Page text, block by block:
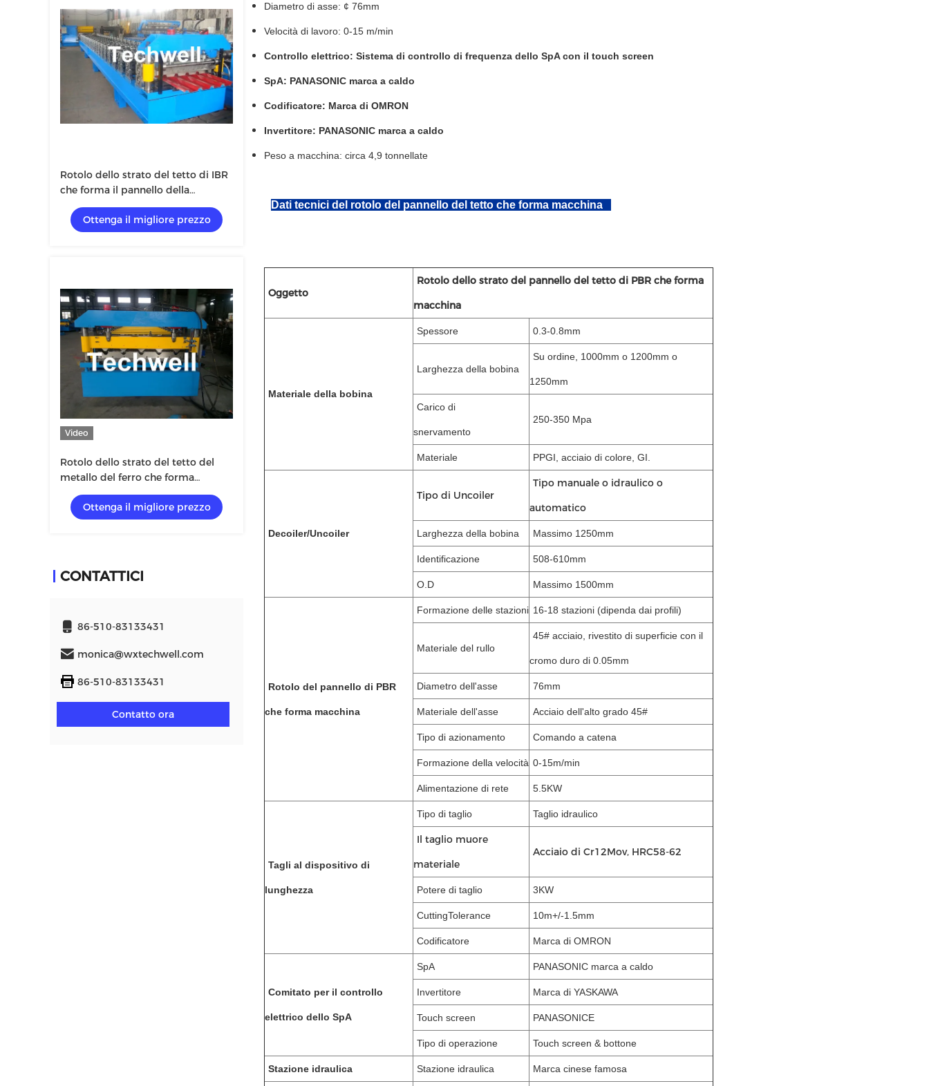
Rotolo dello strato del tetto di IBR
che forma il pannello della
macchina/IBR che forma macchina
per la fabbricazione del
rivestimento della parete del tetto
Ottenga il migliore prezzo
Video
Rotolo dello strato del tetto del
metallo del ferro che forma
macchina con Uncoiler manuale o
idraulico
Ottenga il migliore prezzo
CONTATTICI
86-510-83133431
monica@wxtechwell.com
86-510-83133431
Contatto ora
Diametro di asse: ¢ 76mm
Velocità di lavoro: 0-15 m/min
Controllo elettrico: Sistema di controllo di frequenza dello SpA con il touch screen
SpA: PANASONIC marca a caldo
Codificatore: Marca di OMRON
Invertitore: PANASONIC marca a caldo
Peso a macchina: circa 4,9 tonnellate
Dati tecnici del rotolo del pannello del tetto che forma macchina
Oggetto
Rotolo dello strato del pannello del tetto di PBR che forma
macchina
Materiale della bobina
Spessore 0.3-0.8mm
Larghezza della bobina
Su ordine, 1000mm o 1200mm o
1250mm
Carico di
snervamento
250-350 Mpa
Materiale PPGI, acciaio di colore, GI.
Decoiler/Uncoiler
Tipo di Uncoiler
Tipo manuale o idraulico o
automatico
Larghezza della bobina Massimo 1250mm
Identificazione 508-610mm
O.D Massimo 1500mm
Rotolo del pannello di PBR
che forma macchina
Formazione delle stazioni 16-18 stazioni (dipenda dai profili)
Materiale del rullo
45# acciaio, rivestito di superficie con il
cromo duro di 0.05mm
Diametro dell'asse 76mm
Materiale dell'asse Acciaio dell'alto grado 45#
Tipo di azionamento Comando a catena
Formazione della velocità 0-15m/min
Alimentazione di rete 5.5KW
Tagli al dispositivo di
lunghezza
Tipo di taglio Taglio idraulico
Il taglio muore
materiale
Acciaio di Cr12Mov, HRC58-62
Potere di taglio 3KW
CuttingTolerance 10m+/-1.5mm
Codificatore Marca di OMRON
Comitato per il controllo
elettrico dello SpA
SpA PANASONIC marca a caldo
Invertitore Marca di YASKAWA
Touch screen PANASONICE
Tipo di operazione Touch screen & bottone
Stazione idraulica Stazione idraulica Marca cinese famosa